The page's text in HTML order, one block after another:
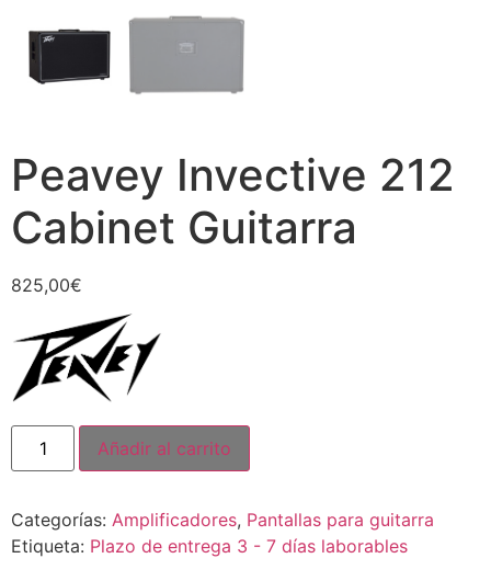
Peavey Invective 212
Cabinet Guitarra
825,00€
Añadir al carrito
Categorías: Amplificadores, Pantallas para guitarra
Etiqueta: Plazo de entrega 3 - 7 días laborables